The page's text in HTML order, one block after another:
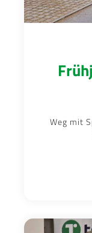
Weg mit